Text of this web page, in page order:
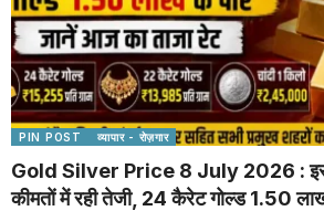
PIN POST व्यापार - रोज़गार
Gold Silver Price 8 July 2026 : इस
कीमतों में रही तेजी, 24 कैरेट गोल्ड 1.50